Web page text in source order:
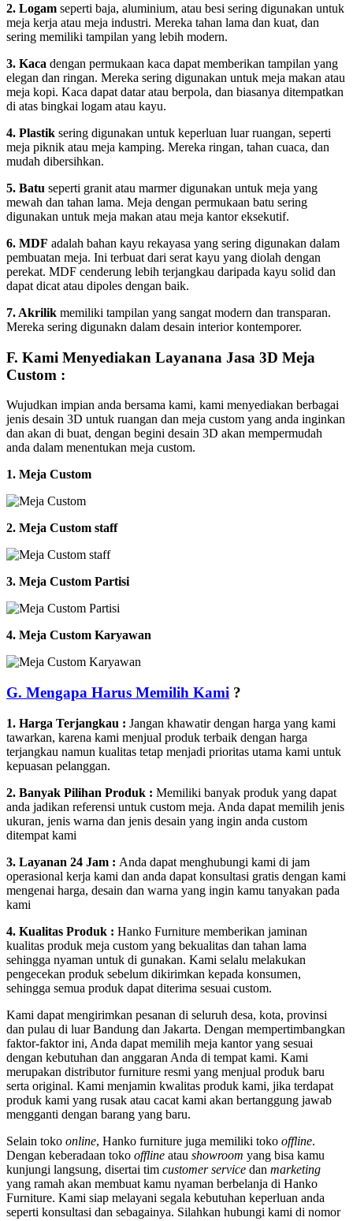
2. Logam seperti baja, aluminium, atau besi sering digunakan untuk
meja kerja atau meja industri. Mereka tahan lama dan kuat, dan
sering memiliki tampilan yang lebih modern.
3. Kaca dengan permukaan kaca dapat memberikan tampilan yang
elegan dan ringan. Mereka sering digunakan untuk meja makan atau
meja kopi. Kaca dapat datar atau berpola, dan biasanya ditempatkan
di atas bingkai logam atau kayu.
4. Plastik sering digunakan untuk keperluan luar ruangan, seperti
meja piknik atau meja kamping. Mereka ringan, tahan cuaca, dan
mudah dibersihkan.
5. Batu seperti granit atau marmer digunakan untuk meja yang
mewah dan tahan lama. Meja dengan permukaan batu sering
digunakan untuk meja makan atau meja kantor eksekutif.
6. MDF adalah bahan kayu rekayasa yang sering digunakan dalam
pembuatan meja. Ini terbuat dari serat kayu yang diolah dengan
perekat. MDF cenderung lebih terjangkau daripada kayu solid dan
dapat dicat atau dipoles dengan baik.
7. Akrilik memiliki tampilan yang sangat modern dan transparan.
Mereka sering digunakn dalam desain interior kontemporer.
F. Kami Menyediakan Layanana Jasa 3D Meja
Custom :
Wujudkan impian anda bersama kami, kami menyediakan berbagai
jenis desain 3D untuk ruangan dan meja custom yang anda inginkan
dan akan di buat, dengan begini desain 3D akan mempermudah
anda dalam menentukan meja custom.
1. Meja Custom
2. Meja Custom staff
3. Meja Custom Partisi
4. Meja Custom Karyawan
G. Mengapa Harus Memilih Kami ?
1. Harga Terjangkau : Jangan khawatir dengan harga yang kami
tawarkan, karena kami menjual produk terbaik dengan harga
terjangkau namun kualitas tetap menjadi prioritas utama kami untuk
kepuasan pelanggan.
2. Banyak Pilihan Produk : Memiliki banyak produk yang dapat
anda jadikan referensi untuk custom meja. Anda dapat memilih jenis
ukuran, jenis warna dan jenis desain yang ingin anda custom
ditempat kami
3. Layanan 24 Jam : Anda dapat menghubungi kami di jam
operasional kerja kami dan anda dapat konsultasi gratis dengan kami
mengenai harga, desain dan warna yang ingin kamu tanyakan pada
kami
4. Kualitas Produk : Hanko Furniture memberikan jaminan
kualitas produk meja custom yang bekualitas dan tahan lama
sehingga nyaman untuk di gunakan. Kami selalu melakukan
pengecekan produk sebelum dikirimkan kepada konsumen,
sehingga semua produk dapat diterima sesuai custom.
Kami dapat mengirimkan pesanan di seluruh desa, kota, provinsi
dan pulau di luar Bandung dan Jakarta. Dengan mempertimbangkan
faktor-faktor ini, Anda dapat memilih meja kantor yang sesuai
dengan kebutuhan dan anggaran Anda di tempat kami. Kami
merupakan distributor furniture resmi yang menjual produk baru
serta original. Kami menjamin kwalitas produk kami, jika terdapat
produk kami yang rusak atau cacat kami akan bertanggung jawab
mengganti dengan barang yang baru.
Selain toko online, Hanko furniture juga memiliki toko offline.
Dengan keberadaan toko offline atau showroom yang bisa kamu
kunjungi langsung, disertai tim customer service dan marketing
yang ramah akan membuat kamu nyaman berbelanja di Hanko
Furniture. Kami siap melayani segala kebutuhan keperluan anda
seperti konsultasi dan sebagainya. Silahkan hubungi kami di nomor